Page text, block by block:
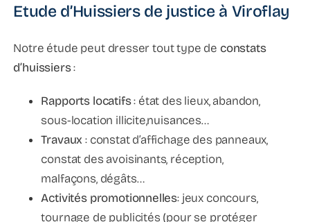
Etude d’Huissiers de justice à Viroflay
Notre étude peut dresser tout type de constats
d’huissiers:
Rapports locatifs: état des lieux, abandon,
sous-location illicite,nuisances…
Travaux : constat d’affichage des panneaux,
constat des avoisinants, réception,
malfaçons, dégâts…
Activités promotionnelles: jeux concours,
tournage de publicités (pour se protéger